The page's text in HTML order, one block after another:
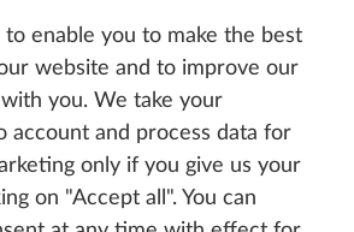
enable you to make the best
website and to improve our
you. We take your
account and process data for
only if you give us your
on "Accept all". You can
grand lit : l’arrière de l’ONTOUR
nuit très cosy. Sur demande, les
bénéficier d’un
lit pour couvrir toute la largeur du
à lattes très confortable et les
à haute densité garantissent un